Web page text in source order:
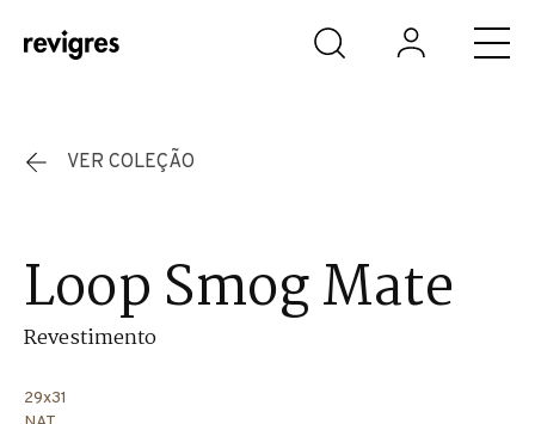
Saltar para o conteúdo principal
VER COLEÇÃO
Loop Smog Mate
Revestimento
29x31